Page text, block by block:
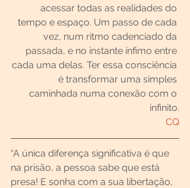
acessar todas as realidades do
tempo e espaço. Um passo de cada
vez, num ritmo cadenciado da
passada, e no instante ínfimo entre
cada uma delas. Ter essa consciência
é transformar uma simples
caminhada numa conexão com o
infinito.
CQ
“A única diferença significativa é que
na prisão, a pessoa sabe que está
presa! E sonha com a sua libertação,